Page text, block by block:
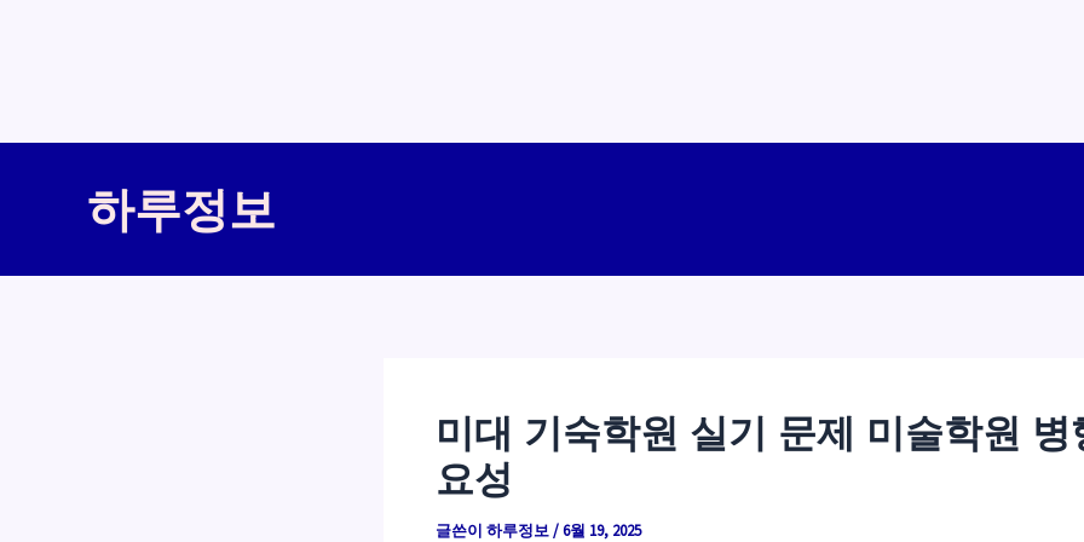
하루정보
미대 기숙학원 실기 문제 미술학원 병
요성
글쓴이 하루정보/6월 19, 2025